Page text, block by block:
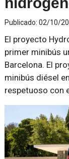
Publicado: 02/10/
El proyecto
primer minibús
Barcelona. El
minibús diésel
respetuoso con